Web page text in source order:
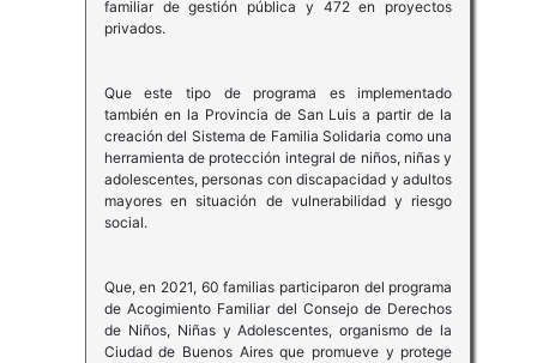
familiar de gestión pública y 472 en proyectos
privados.
Que este tipo de programa es implementado
también en la Provincia de San Luis a partir de la
creación del Sistema de Familia Solidaria como una
herramienta de protección integral de niños, niñas y
adolescentes, personas con discapacidad y adultos
mayores en situación de vulnerabilidad y riesgo
social.
Que, en 2021, 60 familias participaron del programa
de Acogimiento Familiar del Consejo de Derechos
de Niños, Niñas y Adolescentes, organismo de la
Ciudad de Buenos Aires que promueve y protege